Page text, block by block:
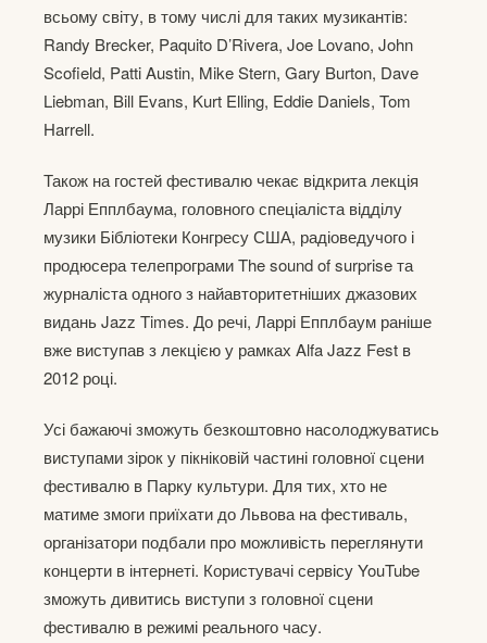
всьому світу, в тому числі для таких музикантів:
Randy Brecker, Paquito D’Rivera, Joe Lovano, John
Scofield, Patti Austin, Mike Stern, Gary Burton, Dave
Liebman, Bill Evans, Kurt Elling, Eddie Daniels, Tom
Harrell.
Також на гостей фестивалю чекає відкрита лекція
Ларрі Епплбаума, головного спеціаліста відділу
музики Бібліотеки Конгресу США, радіоведучого і
продюсера телепрограми The sound of surprise та
журналіста одного з найавторитетніших джазових
видань Jazz Times. До речі, Ларрі Епплбаум раніше
вже виступав з лекцією у рамках Alfa Jazz Fest в
2012 році.
Усі бажаючі зможуть безкоштовно насолоджуватись
виступами зірок у пікніковій частині головної сцени
фестивалю в Парку культури. Для тих, хто не
матиме змоги приїхати до Львова на фестиваль,
організатори подбали про можливість переглянути
концерти в інтернеті. Користувачі сервісу YouTube
зможуть дивитись виступи з головної сцени
фестивалю в режимі реального часу.